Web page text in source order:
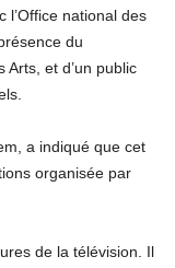
l’Office national des
du
et d’un public
a indiqué que cet
organisée par
de la télévision. Il